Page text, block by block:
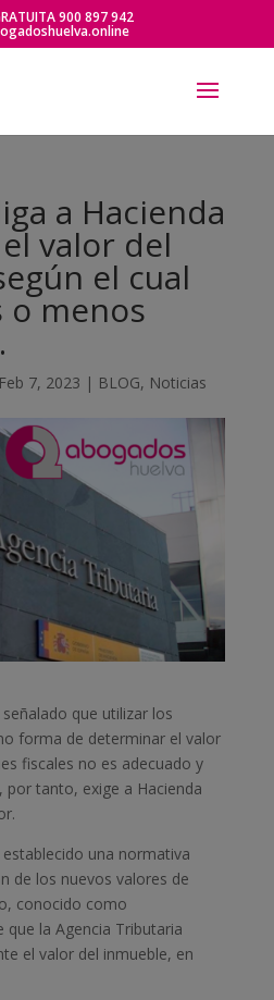
900 897 942
a Hacienda
valor del
el cual
o menos
Feb 7, 2023 | BLOG, Noticias
que utilizar los
forma de determinar el valor
fiscales no es adecuado y
tanto, exige a Hacienda
una normativa
de los nuevos valores de
conocido como
que la Agencia Tributaria
el valor del inmueble, en